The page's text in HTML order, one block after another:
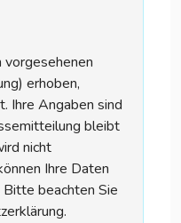
vorgesehenen
erhoben,
Ihre Angaben sind
bleibt
nicht
Ihre Daten
Bitte beachten Sie